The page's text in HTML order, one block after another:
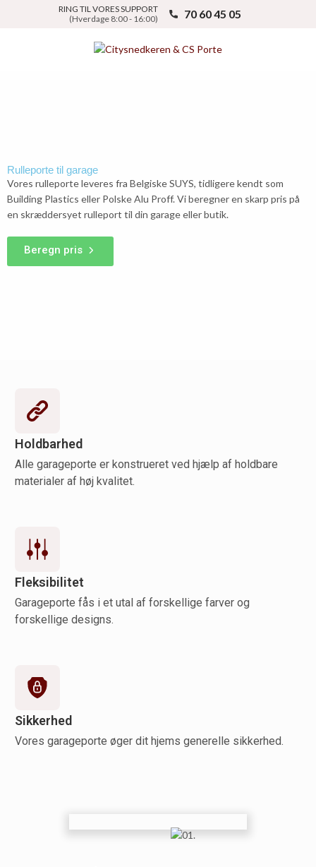
RING TIL VORES SUPPORT
(Hverdage 8:00 - 16:00)
70 60 45 05
Rulleporte til garage
Vores rulleporte leveres fra Belgiske SUYS, tidligere kendt som
Building Plastics eller Polske Alu Proff. Vi beregner en skarp pris på
en skræddersyet rulleport til din garage eller butik.
Beregn pris
Holdbarhed
Alle garageporte er konstrueret ved hjælp af holdbare
materialer af høj kvalitet.
Fleksibilitet
Garageporte fås i et utal af forskellige farver og
forskellige designs.
Sikkerhed
Vores garageporte øger dit hjems generelle sikkerhed.